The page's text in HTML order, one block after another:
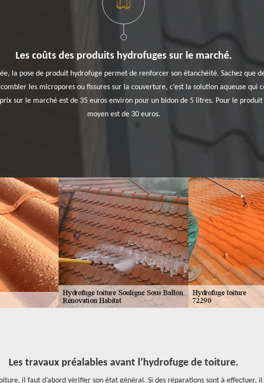
Les coûts des produits hydrofuges sur le marché.
la pose de produit hydrofuge permet de renforcer son étanchéité. Sachez que
les micropores ou fissures sur la couverture, c’est la solution aqueuse qui
sur le marché est de 35 euros environ pour un bidon de 5 litres. Pour le
moyen est de 30 euros.
Les travaux préalables avant l’hydrofuge de toiture.
il faut d’abord vérifier son état général. Si des réparations sont à effectuer,